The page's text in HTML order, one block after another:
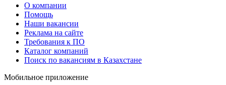
О компании
Помощь
Наши вакансии
Реклама на сайте
Требования к ПО
Каталог компаний
Поиск по вакансиям в Казахстане
Мобильное приложение